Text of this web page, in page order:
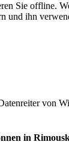
Sie offline.
und ihn
von
in